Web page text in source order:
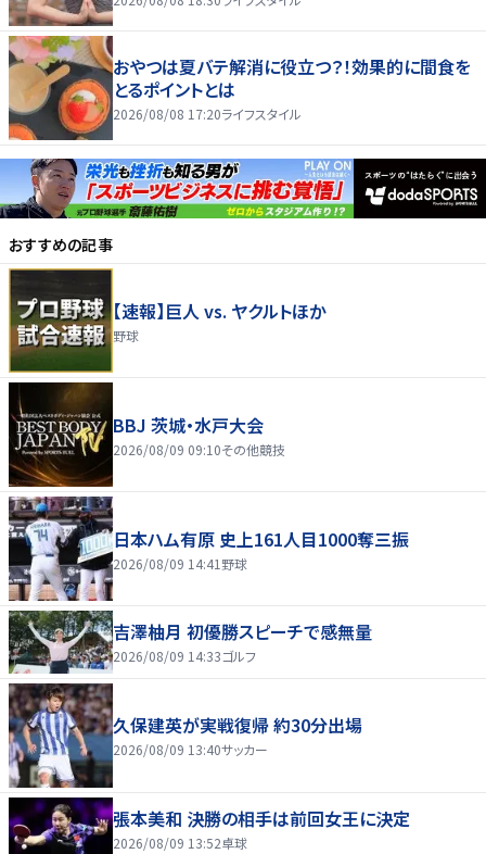
おやつは夏バテ解消に役立つ？！効果的に間食を
とるポイントとは
2026/08/08 17:20ライフスタイル
おすすめの記事
【速報】巨人 vs. ヤクルトほか
野球
BBJ 茨城・水戸大会
2026/08/09 09:10その他競技
日本ハム有原 史上161人目1000奪三振
2026/08/09 14:41 野球
吉澤柚月 初優勝スピーチで感無量
2026/08/09 14:33ゴルフ
久保建英が実戦復帰 約30分出場
2026/08/09 13:40サッカー
張本美和 決勝の相手は前回女王に決定
2026/08/09 13:52卓球